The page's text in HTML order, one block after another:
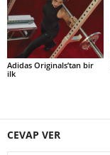
Adidas Originals’tan bir
ilk
CEVAP VER